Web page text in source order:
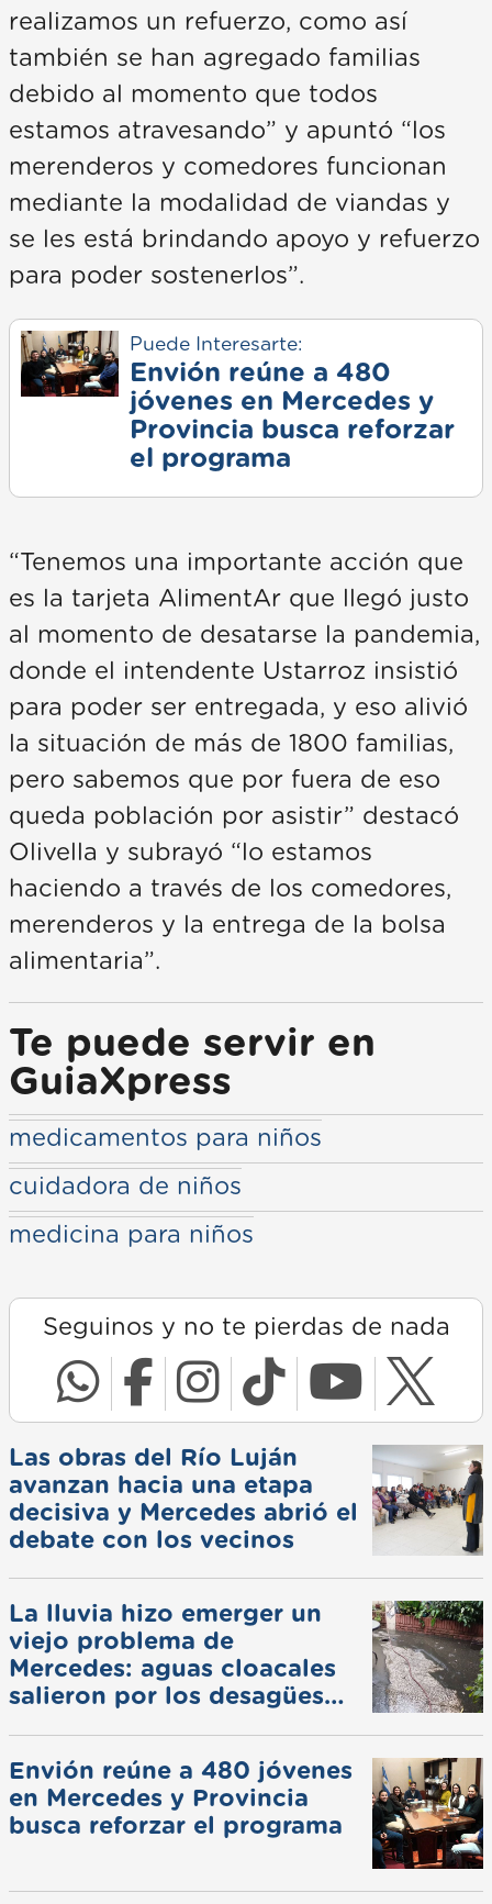
realizamos un refuerzo, como así
también se han agregado familias
debido al momento que todos
estamos atravesando” y apuntó “los
merenderos y comedores funcionan
mediante la modalidad de viandas y
se les está brindando apoyo y refuerzo
para poder sostenerlos”.
Puede Interesarte:
Envión reúne a 480
jóvenes en Mercedes y
Provincia busca reforzar
el programa
“Tenemos una importante acción que
es la tarjeta AlimentAr que llegó justo
al momento de desatarse la pandemia,
donde el intendente Ustarroz insistió
para poder ser entregada, y eso alivió
la situación de más de 1800 familias,
pero sabemos que por fuera de eso
queda población por asistir” destacó
Olivella y subrayó “lo estamos
haciendo a través de los comedores,
merenderos y la entrega de la bolsa
alimentaria”.
Te puede servir en
GuiaXpress
medicamentos para niños
cuidadora de niños
medicina para niños
Seguinos y no te pierdas de nada
Las obras del Río Luján
avanzan hacia una etapa
decisiva y Mercedes abrió el
debate con los vecinos
La lluvia hizo emerger un
viejo problema de
Mercedes: aguas cloacales
salieron por los desagües
Envión reúne a 480 jóvenes
en Mercedes y Provincia
busca reforzar el programa